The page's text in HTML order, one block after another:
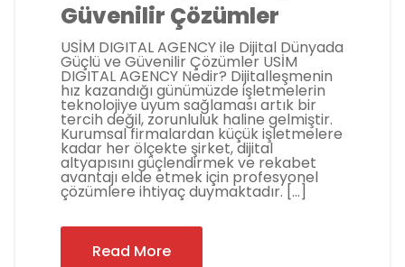
Güvenilir Çözümler
USİM DIGITAL AGENCY ile Dijital Dünyada
Güçlü ve Güvenilir Çözümler USİM
DIGITAL AGENCY Nedir? Dijitalleşmenin
hız kazandığı günümüzde işletmelerin
teknolojiye uyum sağlaması artık bir
tercih değil, zorunluluk haline gelmiştir.
Kurumsal firmalardan küçük işletmelere
kadar her ölçekte şirket, dijital
altyapısını güçlendirmek ve rekabet
avantajı elde etmek için profesyonel
çözümlere ihtiyaç duymaktadır. […]
Read More